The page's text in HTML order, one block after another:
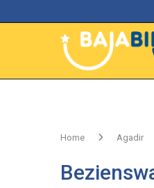
Home Agadir